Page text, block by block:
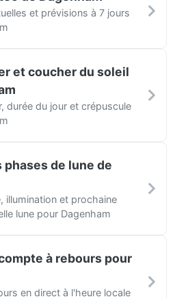
et prévisions à 7 jours
et coucher du soleil
durée du jour et crépuscule
de lune de
illumination et prochaine
lune pour Dagenham
à rebours pour
en direct à l'heure locale